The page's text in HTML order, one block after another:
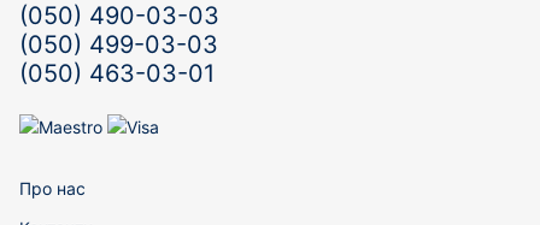
(050) 490-03-03
(050) 499-03-03
(050) 463-03-01
Про нас